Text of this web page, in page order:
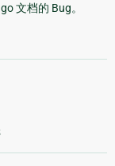
文档的 Bug。